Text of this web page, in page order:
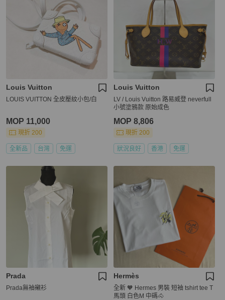
Louis Vuitton
LOUIS VUITTON 全皮壓紋小包/白
MOP 11,000
現折 200
全新品 台灣 免運
Louis Vuitton
LV / Louis Vuitton 路易威登 neverfull
小號塗鴉款 原始成色
MOP 8,806
現折 200
狀況良好 香港 免運
Prada
Prada無袖襯衫
Hermès
全新 🧡 Hermes 男裝 短袖 tshirt tee T
馬頭 白色M 中碼🐴